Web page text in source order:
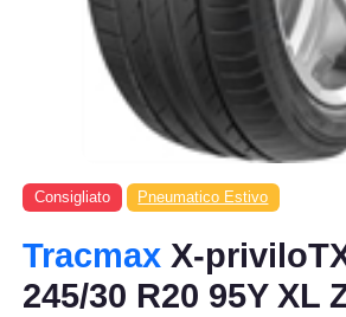
Consigliato Pneumatico Estivo
Tracmax X-
245/30 R20 95Y XL